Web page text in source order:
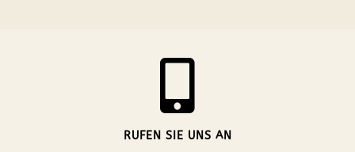
RUFEN SIE UNS AN